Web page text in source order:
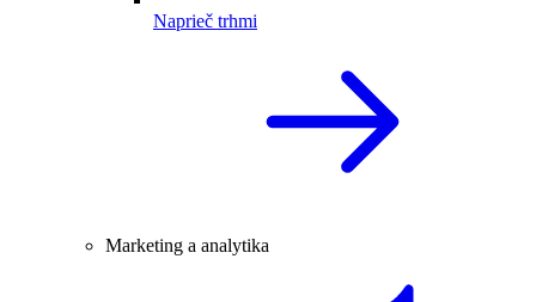
Naprieč trhmi
Marketing a analytika